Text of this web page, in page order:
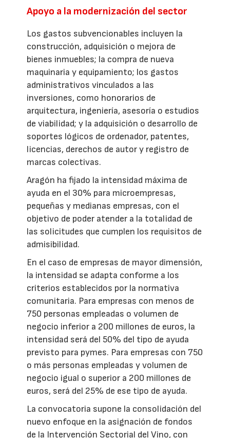
Apoyo a la modernización del sector
Los gastos subvencionables incluyen la
construcción, adquisición o mejora de
bienes inmuebles; la compra de nueva
maquinaria y equipamiento; los gastos
administrativos vinculados a las
inversiones, como honorarios de
arquitectura, ingeniería, asesoría o estudios
de viabilidad; y la adquisición o desarrollo de
soportes lógicos de ordenador, patentes,
licencias, derechos de autor y registro de
marcas colectivas.
Aragón ha fijado la intensidad máxima de
ayuda en el 30% para microempresas,
pequeñas y medianas empresas, con el
objetivo de poder atender a la totalidad de
las solicitudes que cumplen los requisitos de
admisibilidad.
En el caso de empresas de mayor dimensión,
la intensidad se adapta conforme a los
criterios establecidos por la normativa
comunitaria. Para empresas con menos de
750 personas empleadas o volumen de
negocio inferior a 200 millones de euros, la
intensidad será del 50% del tipo de ayuda
previsto para pymes. Para empresas con 750
o más personas empleadas y volumen de
negocio igual o superior a 200 millones de
euros, será del 25% de ese tipo de ayuda.
La convocatoria supone la consolidación del
nuevo enfoque en la asignación de fondos
de la Intervención Sectorial del Vino, con